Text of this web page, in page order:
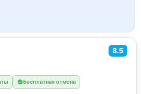
8.5
Бесплатная отмена